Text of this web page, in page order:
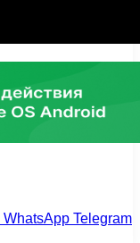
WhatsApp Telegram